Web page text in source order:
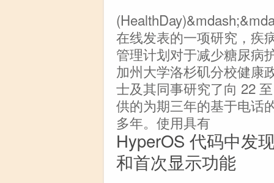
在线发表的一项研究，疾
管理计划对于减少糖尿病
加州大学洛杉矶分校健康
士及其同事研究了向 22
供的为期三年的基于电话
多年。使用具有
HyperOS 代码中发
和首次显示功能